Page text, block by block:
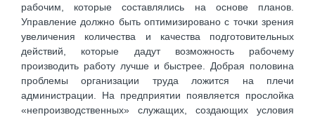
рабочим, которые составлялись на основе планов.
Управление должно быть оптимизировано с точки зрения
увеличения количества и качества подготовительных
действий, которые дадут возможность рабочему
производить работу лучше и быстрее. Добрая половина
проблемы организации труда ложится на плечи
администрации. На предприятии появляется прослойка
«непроизводственных» служащих, создающих условия